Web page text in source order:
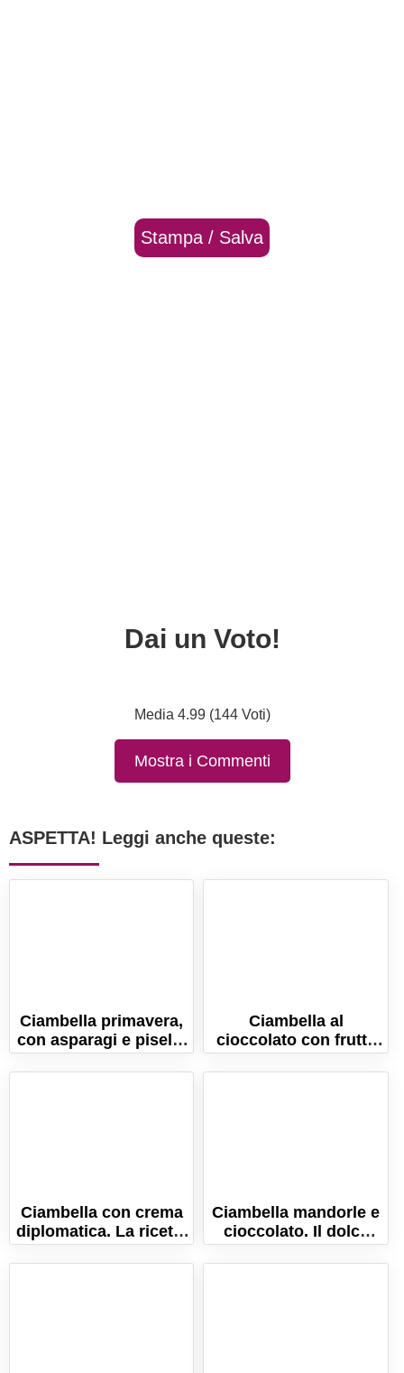
Stampa / Salva
Dai un Voto!
Media 4.99 (144 Voti)
Mostra i Commenti
ASPETTA! Leggi anche queste:
Ciambella primavera,
con asparagi e piselli,
prosciutto e
scamorza!
Ciambella al
cioccolato con frutta
secca, morbida e
gustosa!
Ciambella con crema
diplomatica. La ricetta
del dolce soffice e
umido!
Ciambella mandorle e
cioccolato. Il dolce
ideale per la
colazione!